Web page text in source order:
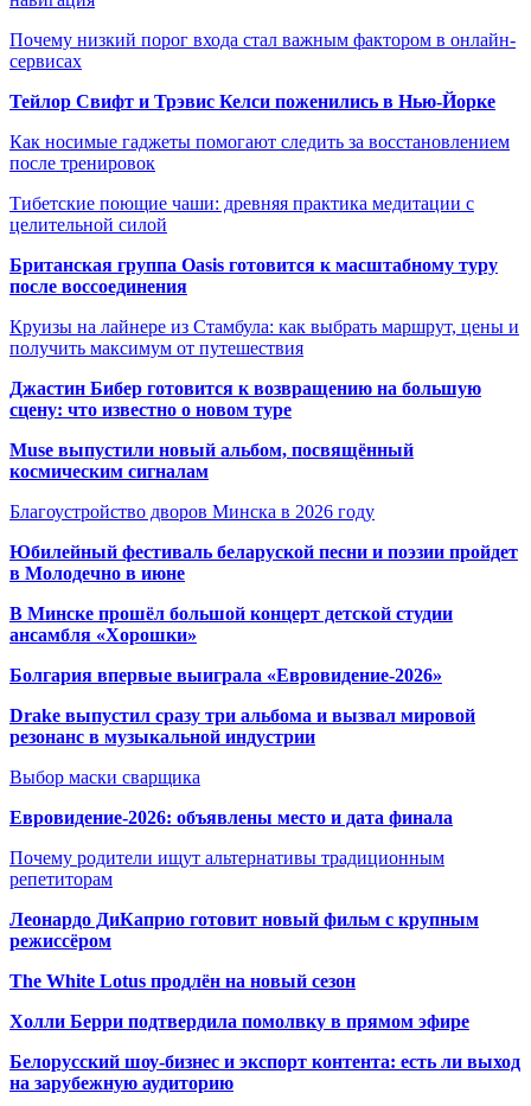
Почему низкий порог входа стал важным фактором в онлайн-
сервисах
Тейлор Свифт и Трэвис Келси поженились в Нью-Йорке
Как носимые гаджеты помогают следить за восстановлением
после тренировок
Тибетские поющие чаши: древняя практика медитации с
целительной силой
Британская группа Oasis готовится к масштабному туру
после воссоединения
Круизы на лайнере из Стамбула: как выбрать маршрут, цены и
получить максимум от путешествия
Джастин Бибер готовится к возвращению на большую
сцену: что известно о новом туре
Muse выпустили новый альбом, посвящённый
космическим сигналам
Благоустройство дворов Минска в 2026 году
Юбилейный фестиваль беларуской песни и поэзии пройдет
в Молодечно в июне
В Минске прошёл большой концерт детской студии
ансамбля «Хорошки»
Болгария впервые выиграла «Евровидение-2026»
Drake выпустил сразу три альбома и вызвал мировой
резонанс в музыкальной индустрии
Выбор маски сварщика
Евровидение-2026: объявлены место и дата финала
Почему родители ищут альтернативы традиционным
репетиторам
Леонардо ДиКаприо готовит новый фильм с крупным
режиссёром
The White Lotus продлён на новый сезон
Холли Берри подтвердила помолвку в прямом эфире
Белорусский шоу-бизнес и экспорт контента: есть ли выход
на зарубежную аудиторию